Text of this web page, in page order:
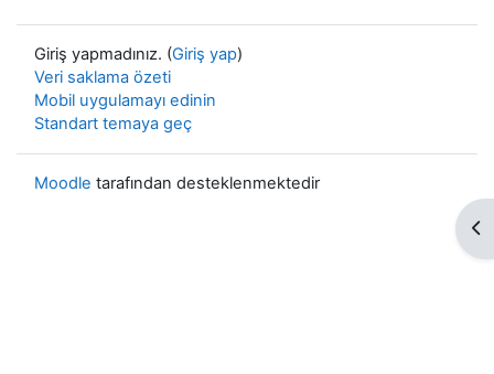
Giriş yapmadınız. (Giriş yap)
Veri saklama özeti
Mobil uygulamayı edinin
Standart temaya geç
Moodle tarafından desteklenmektedir